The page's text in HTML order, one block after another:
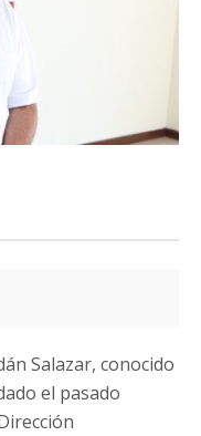
Salazar, conocido
el pasado